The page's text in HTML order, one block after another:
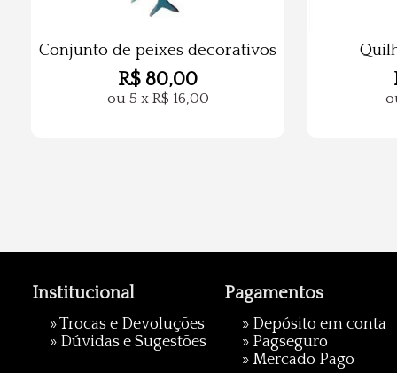
Conjunto de peixes decorativos
R$ 80,00
ou 5 x R$ 16,00
Institucional
»Trocas e Devoluções
» Dúvidas e Sugestões
Pagamentos
» Depósito em conta
» Pagseguro
» Mercado Pago